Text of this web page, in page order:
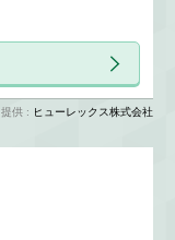
提供 : ヒューレックス株式会社